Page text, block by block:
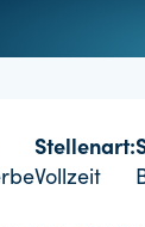
Stellenart:
Vollzeit